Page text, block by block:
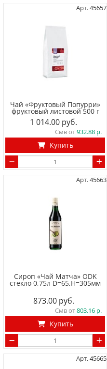
Арт. 45657
Чай «Фруктовый Попурри»
фруктовый листовой 500 г
1 014.00
Смв от932.88
Купить
Арт. 45663
Сироп «Чай Матча» ODK
стекло 0,75л D=65,H=305мм
873.00
Смв от803.16
Купить
Арт. 45665